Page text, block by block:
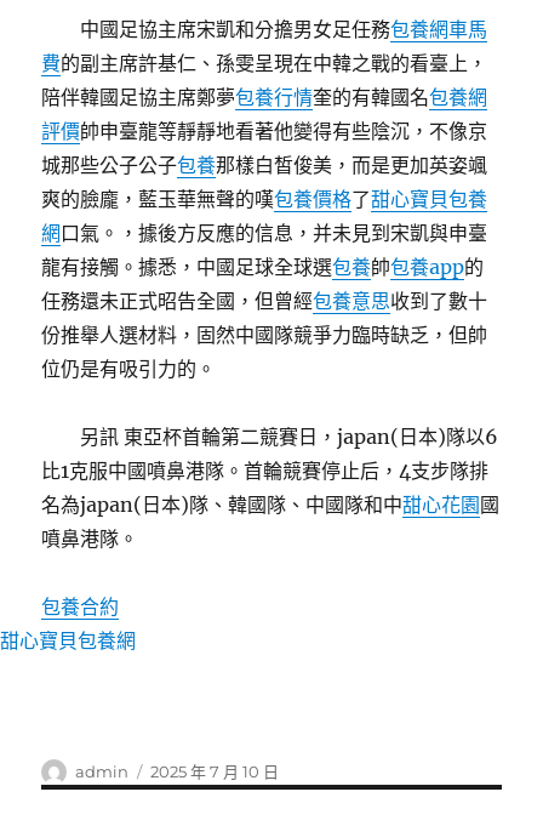
中國足協主席宋凱和分擔男女足任務包養網車馬
費的副主席許基仁、孫雯呈現在中韓之戰的看臺上，
陪伴韓國足協主席鄭夢包養行情奎的有韓國名包養網
評價帥申臺龍等靜靜地看著他變得有些陰沉，不像京
城那些公子公子包養那樣白皙俊美，而是更加英姿颯
爽的臉龐，藍玉華無聲的嘆包養價格了甜心寶貝包養
網 口氣。，據後方反應的信息，并未見到宋凱與申臺
龍有接觸。據悉，中國足球全球選包養帥包養app的
任務還未正式昭告全國，但曾經包養意思收到了數十
份推舉人選材料，固然中國隊競爭力臨時缺乏，但帥
位仍是有吸引力的。
另訊 東亞杯首輪第二競賽日，japan(日本)隊以6
比1克服中國噴鼻港隊。首輪競賽停止后，4支步隊排
名為japan(日本)隊、韓國隊、中國隊和中甜心花園 國
噴鼻港隊。
包養合約
甜心寶貝包養網
作
者
admin
發
佈
2025 年 7 月 10 日